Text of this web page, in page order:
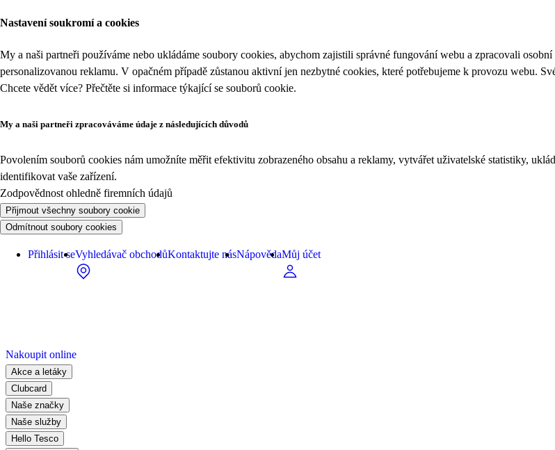
Nastavení soukromí a cookies
My a naši partneři používáme nebo ukládáme soubory cookies, abychom zajistili správné fungování webu a zpracovali
personalizovanou reklamu. V opačném případě zůstanou aktivní jen nezbytné cookies, které potřebujeme k provozu webu.
Chcete vědět více? Přečtěte si informace týkající se souborů cookie.
My a naši partneři zpracováváme údaje z následujících důvodů
Povolením souborů cookies nám umožníte měřit efektivitu zobrazeného obsahu a reklamy, vytvářet uživatelské statistiky,
identifikovat vaše zařízení.
Zodpovědnost ohledně firemních údajů
Přijmout všechny soubory cookie
Odmítnout soubory cookies
Přihlásit seVyhledávač obchodůKontaktujte násNápovědaMůj účet
Nakoupit online
Akce a letáky
Clubcard
Naše značky
Naše služby
Hello Tesco